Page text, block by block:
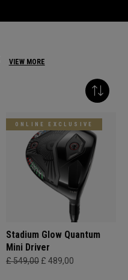
VIEW MORE
ONLINE EXCLUSIVE
Stadium Glow Quantum
Mini Driver
£ 549,00 £ 489,00